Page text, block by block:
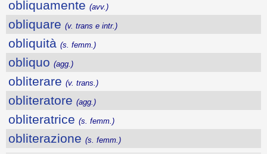
obliquamente (avv.)
obliquare (v. trans e intr.)
obliquità (s. femm.)
obliquo (agg.)
obliterare (v. trans.)
obliteratore (agg.)
obliteratrice (s. femm.)
obliterazione (s. femm.)